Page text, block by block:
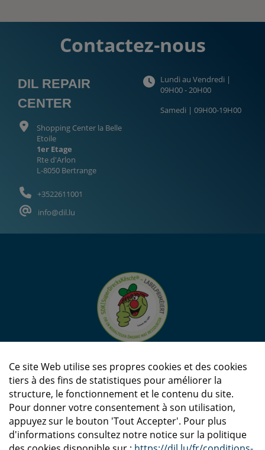
Contactez-nous
DIL REPAIR
CENTER
Shopping Center la Belle
Etoile
1er Etage
Rte d'Arlon
L-8050 Bertrange
+3522611001
info@dil.lu
Lundi au Vendredi |
09H00 - 20H00
Samedi | 09H00-19H00
Ce site Web utilise ses propres cookies et des cookies
tiers à des fins de statistiques pour améliorer la
structure, le fonctionnement et le contenu du site.
Pour donner votre consentement à son utilisation,
appuyez sur le bouton 'Tout Accepter'. Pour plus
d'informations consultez notre notice sur la politique